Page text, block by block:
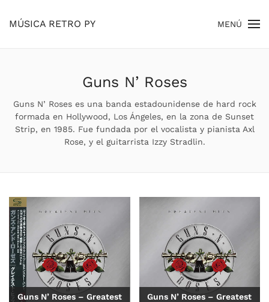
MÚSICA RETRO PY MENÚ
Guns N’ Roses
Guns N’ Roses es una banda estadounidense de hard rock
formada en Hollywood, Los Ángeles, en la zona de Sunset
Strip, en 1985. Fue fundada por el vocalista y pianista Axl
Rose, y el guitarrista Izzy Stradlin.​​
Guns N’ Roses – Greatest
Guns N’ Roses – Greatest